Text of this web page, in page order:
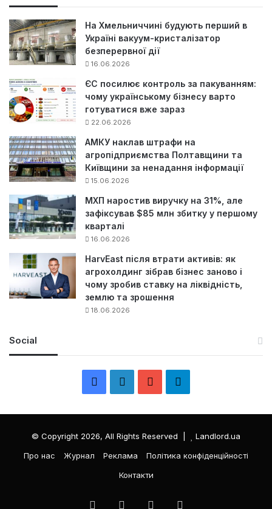
На Хмельниччині будують перший в
Україні вакуум-кристалізатор
безперервної дії
16.06.2026
ЄС посилює контроль за пакуванням:
чому українському бізнесу варто
готуватися вже зараз
22.06.2026
АМКУ наклав штрафи на
агропідприємства Полтавщини та
Київщини за ненадання інформації
15.06.2026
МХП наростив виручку на 31%, але
зафіксував $85 млн збитку у першому
кварталі
16.06.2026
HarvEast після втрати активів: як
агрохолдинг зібрав бізнес заново і
чому зробив ставку на ліквідність,
землю та зрошення
18.06.2026
Social
e
k
e
T
л
е
р
© Copyright 2026, All Rights Reserved |
Landlord.ua
Про нас
Журнал Реклама
Політика конфіденційності
Контакти
FacebookLinkedInYouTube